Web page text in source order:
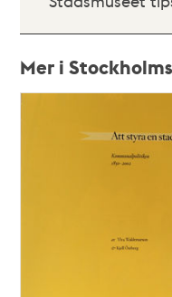
Mer i
Relaterade